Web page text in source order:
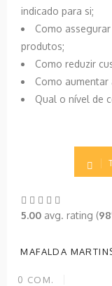
indicado para si;
Como
produtos;
Como reduzir
Como
Qual o nível de
5.00 avg. rating (98
MAFALDA
0 COM.